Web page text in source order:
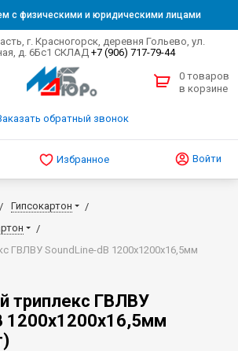
с физическими и юридическими лицами
г. Красногорск, деревня Гольево, ул.
д. 6Бс1 СКЛАД +7 (906) 717-79-44
обратный звонок
0 товаров
в корзине
Избранное Войти
Гипсокартон
ГВЛВУ SoundLine-dB 1200х1200х16,5мм
триплекс ГВЛВУ
1200х1200х16,5мм